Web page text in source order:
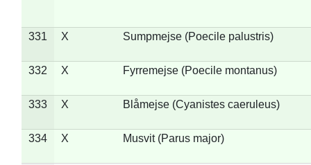
331 X Sumpmejse (Poecile palustris)
332 X Fyrremejse (Poecile montanus)
333 X Blåmejse (Cyanistes caeruleus)
334 X Musvit (Parus major)